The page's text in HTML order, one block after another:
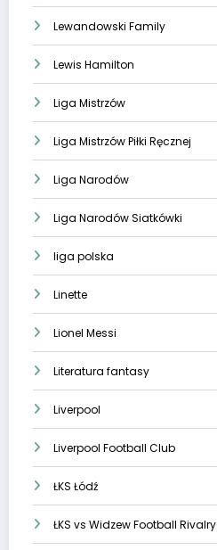
Lewandowski Family
Lewis Hamilton
Liga Mistrzów
Liga Mistrzów Piłki Ręcznej
Liga Narodów
Liga Narodów Siatkówki
liga polska
Linette
Lionel Messi
Literatura fantasy
Liverpool
Liverpool Football Club
ŁKS Łódź
ŁKS vs Widzew Football Rivalry